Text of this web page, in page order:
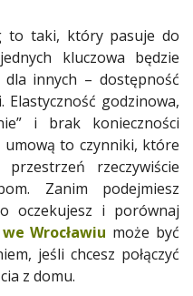
to taki, który pasuje do
kluczowa będzie
dla innych – dostępność
godzinowa,
i brak konieczności
umową to czynniki, które
rzeczywiście
Zanim podejmiesz
oczekujesz i porównaj
Wrocławiu może być
jeśli chcesz połączyć
z domu.